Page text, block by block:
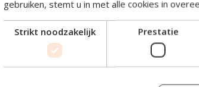
heb je dus altijd een betrouwbare partner
gebruiken, stemt u in met alle cookies in
Strikt noodzakelijk Prestatie